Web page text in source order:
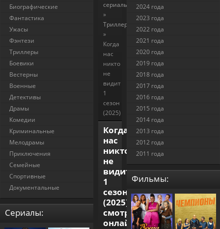
сериалы
»
Триллеры
»
Когда
нас
никто
не
видит
1
сезон
(2025)
Когда
нас
никто
не
видит
1
сезон
(2025)
смотреть
онлайн
Биографические
Фантастика
Ужасы
Фэнтези
Триллеры
Боевики
Вестерны
Военные
Детективы
Драмы
Комедии
Криминальные
Мелодрамы
Приключения
Семейные
Спортивные
Документальные
Cериалы:
2024 года
2023 года
2022 года
2021 года
2020 года
2019 года
2018 года
2017 года
2016 года
2015 года
2014 года
2013 года
2012 года
2011 года
Фильмы: